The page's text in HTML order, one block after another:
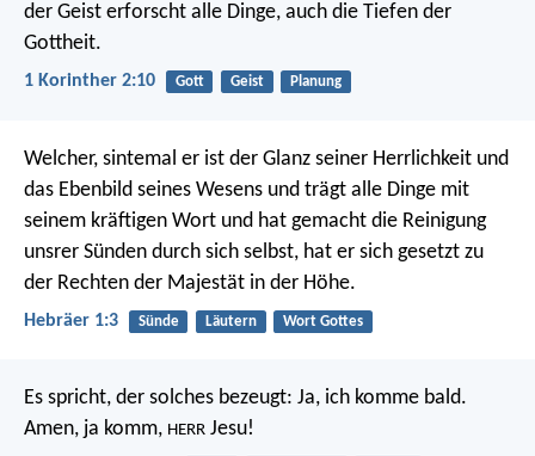
der Geist erforscht alle Dinge, auch die Tiefen der
Gottheit.
1 Korinther 2:10 Gott Geist Planung
Welcher, sintemal er ist der Glanz seiner Herrlichkeit und
das Ebenbild seines Wesens und trägt alle Dinge mit
seinem kräftigen Wort und hat gemacht die Reinigung
unsrer Sünden durch sich selbst, hat er sich gesetzt zu
der Rechten der Majestät in der Höhe.
Hebräer 1:3 Sünde Läutern Wort Gottes
Es spricht, der solches bezeugt: Ja, ich komme bald.
Amen, ja komm, HERR Jesu!